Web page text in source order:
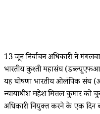
13 जून निर्वाचन अधिकारी ने
भारतीय कुश्ती महासंघ
यह घोषणा भारतीय ओलंपिक संघ
न्यायाधीश महेश मित्तल कुमार को
अधिकारी नियुक्त करने के एक दिन